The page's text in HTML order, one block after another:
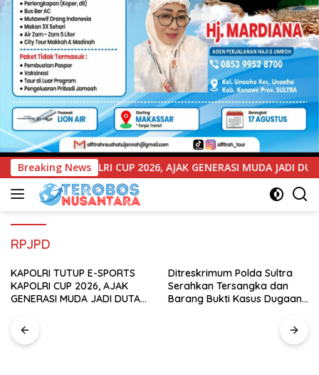
Breaking News
GENERASI MUDA JADI DUTA KAMTIBMAS DAN AKTIF
RPJPD
Ditreskrimum Polda Sultra
Serahkan Tersangka dan
Barang Bukti Kasus Dugaan
Ibadah Umrah Tanpa Izin ke
Kejaksaan
UNIMEN Tambah Delapan
Program Studi Baru, Bidik
Penguatan Daya Saing